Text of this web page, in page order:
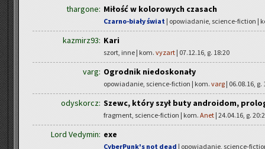
thargone: Miłość w kolorowych czasach
Czarno-biały świat | opowiadanie, science-fiction |
kazmirz93: Kari
szort, inne | kom. vyzart | 07.12.16, g. 18:20
varg: Ogrodnik niedoskonały
opowiadanie, science-fiction | kom. varg | 06.08.16, g.
odyskorcz: Szewc, który szył buty androidom,
fragment, science-fiction | kom. Anet | 24.04.16, g.
Lord Vedymin: exe
CyberPunk's not dead | opowiadanie, science-